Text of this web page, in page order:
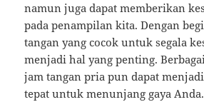
namun juga dapat memberikan
pada penampilan kita. Dengan
tangan yang cocok untuk segala
menjadi hal yang penting.
jam tangan pria pun dapat
tepat untuk menunjang gaya Anda.